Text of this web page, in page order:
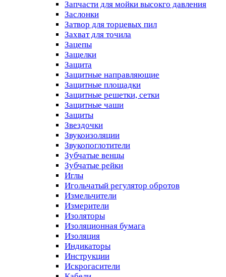
Запчасти для мойки высокго давления
Заслонки
Затвор для торцевых пил
Захват для точила
Зацепы
Защелки
Защита
Защитные направляющие
Защитные площадки
Защитные решетки, сетки
Защитные чаши
Защиты
Звездочки
Звукоизоляции
Звукопоглотители
Зубчатые венцы
Зубчатые рейки
Иглы
Игольчатый регулятор обротов
Измельчители
Измерители
Изоляторы
Изоляционная бумага
Изоляция
Индикаторы
Инструкции
Искрогасители